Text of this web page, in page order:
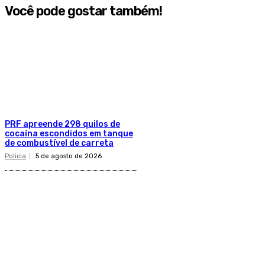
Você pode gostar também!
PRF apreende 298 quilos de
cocaína escondidos em tanque
de combustível de carreta
Policia 5 de agosto de 2026